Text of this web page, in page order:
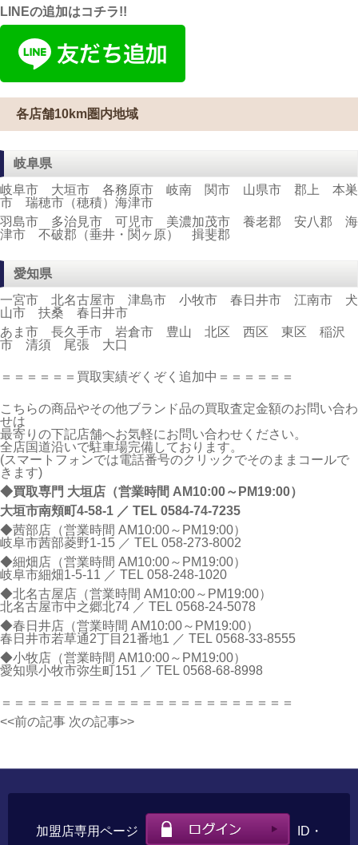
LINEの追加はコチラ!!
各店舗10km圏内地域
岐阜県
岐阜市 大垣市 各務原市 岐南 関市 山県市 郡上 本巣
市 瑞穂市（穂積）海津市
羽島市 多治見市 可児市 美濃加茂市 養老郡 安八郡 海
津市 不破郡（垂井・関ヶ原） 揖斐郡
愛知県
一宮市 北名古屋市 津島市 小牧市 春日井市 江南市 犬
山市 扶桑 春日井市
あま市 長久手市 岩倉市 豊山 北区 西区 東区 稲沢
市 清須 尾張 大口
＝＝＝＝＝＝買取実績ぞくぞく追加中＝＝＝＝＝＝
こちらの商品やその他ブランド品の買取査定金額のお問い合わ
せは
最寄りの下記店舗へお気軽にお問い合わせください。
全店国道沿いで駐車場完備しております。
(スマートフォンでは電話番号のクリックでそのままコールで
きます)
◆買取専門 大垣店（営業時間 AM10:00～PM19:00）
大垣市南頬町4-58-1 ／ TEL 0584-74-7235
◆茜部店（営業時間 AM10:00～PM19:00）
岐阜市茜部菱野1-15 ／ TEL 058-273-8002
◆細畑店（営業時間 AM10:00～PM19:00）
岐阜市細畑1-5-11 ／ TEL 058-248-1020
◆北名古屋店（営業時間 AM10:00～PM19:00）
北名古屋市中之郷北74 ／ TEL 0568-24-5078
◆春日井店（営業時間 AM10:00～PM19:00）
春日井市若草通2丁目21番地1 ／ TEL 0568-33-8555
◆小牧店（営業時間 AM10:00～PM19:00）
愛知県小牧市弥生町151 ／ TEL 0568-68-8998
＝＝＝＝＝＝＝＝＝＝＝＝＝＝＝＝＝＝＝＝＝＝＝
<<前の記事 次の記事>>
加盟店専用ページ ID・